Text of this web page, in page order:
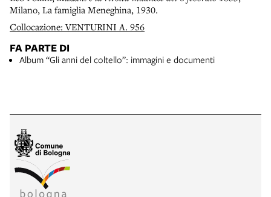
Milano, La famiglia Meneghina, 1930.
Collocazione: VENTURINI A. 956
FA PARTE DI
Album “Gli anni del coltello”: immagini e documenti